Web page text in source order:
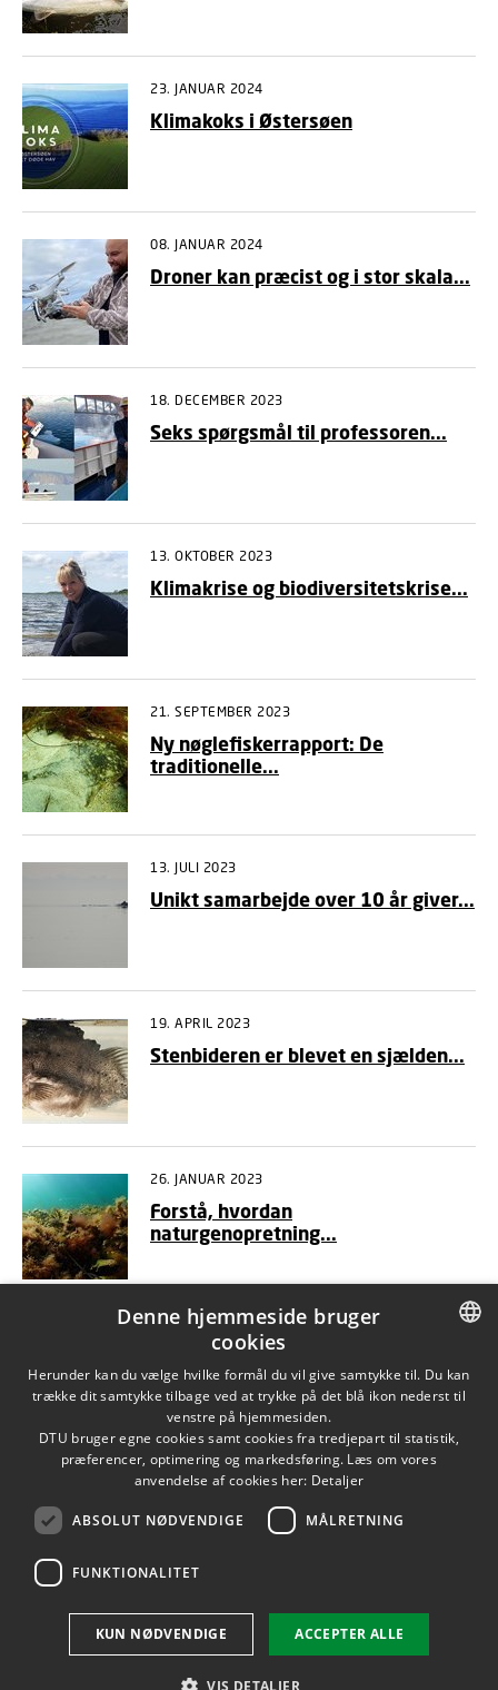
23. JANUAR 2024
Klimakoks i Østersøen
08. JANUAR 2024
Droner kan præcist og i stor skala...
18. DECEMBER 2023
Seks spørgsmål til professoren...
13. OKTOBER 2023
Klimakrise og biodiversitetskrise...
21. SEPTEMBER 2023
Ny nøglefiskerrapport: De
traditionelle...
13. JULI 2023
Unikt samarbejde over 10 år giver...
19. APRIL 2023
Stenbideren er blevet en sjælden...
26. JANUAR 2023
Forstå, hvordan
naturgenopretning...
DANISH
ENGLISH
Denne hjemmeside bruger
cookies
Herunder kan du vælge hvilke formål du vil give samtykke til. Du kan
trække dit samtykke tilbage ved at trykke på det blå ikon nederst til
venstre på hjemmesiden.
DTU bruger egne cookies samt cookies fra tredjepart til statistik,
præferencer, optimering og markedsføring. Læs om vores
anvendelse af cookies her: Detaljer
ABSOLUT NØDVENDIGE MÅLRETNING
FUNKTIONALITET
ACCEPTER ALLE
KUN NØDVENDIGE
VIS DETALJER